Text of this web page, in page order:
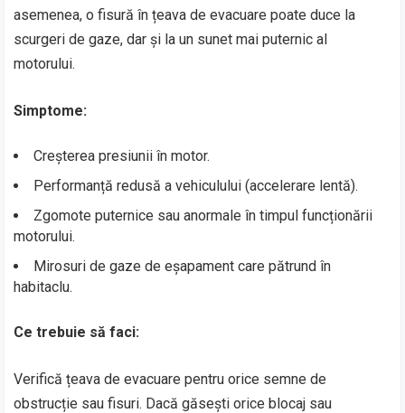
asemenea, o fisură în țeava de evacuare poate duce la
scurgeri de gaze, dar și la un sunet mai puternic al
motorului.
Simptome:
Creșterea presiunii în motor.
Performanță redusă a vehiculului (accelerare lentă).
Zgomote puternice sau anormale în timpul funcționării
motorului.
Mirosuri de gaze de eșapament care pătrund în
habitaclu.
Ce trebuie să faci:
Verifică țeava de evacuare pentru orice semne de
obstrucție sau fisuri. Dacă găsești orice blocaj sau